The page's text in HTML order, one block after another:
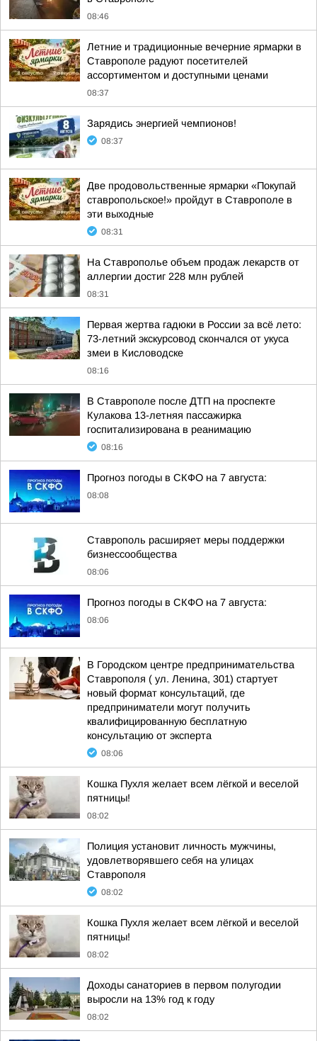
08:46
Летние и традиционные вечерние ярмарки в
Ставрополе радуют посетителей
ассортиментом и доступными ценами
08:37
Зарядись энергией чемпионов!
08:37
Две продовольственные ярмарки «Покупай
ставропольское!» пройдут в Ставрополе в
эти выходные
08:31
На Ставрополье объем продаж лекарств от
аллергии достиг 228 млн рублей
08:31
Первая жертва гадюки в России за всё лето:
73-летний экскурсовод скончался от укуса
змеи в Кисловодске
08:16
В Ставрополе после ДТП на проспекте
Кулакова 13-летняя пассажирка
госпитализирована в реанимацию
08:16
Прогноз погоды в СКФО на 7 августа:
08:08
Ставрополь расширяет меры поддержки
бизнессообщества
08:06
Прогноз погоды в СКФО на 7 августа:
08:06
В Городском центре предпринимательства
Ставрополя ( ул. Ленина, 301) стартует
новый формат консультаций, где
предприниматели могут получить
квалифицированную бесплатную
консультацию от эксперта
08:06
Кошка Пухля желает всем лёгкой и веселой
пятницы!
08:02
Полиция установит личность мужчины,
удовлетворявшего себя на улицах
Ставрополя
08:02
Кошка Пухля желает всем лёгкой и веселой
пятницы!
08:02
Доходы санаториев в первом полугодии
выросли на 13% год к году
08:02